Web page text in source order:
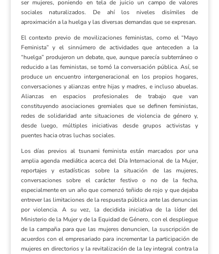
ser mujeres, poniendo en tela de juicio un campo de valores
sociales naturalizados. De ahí los niveles disímiles de
aproximación a la huelga y las diversas demandas que se expresan.
El contexto previo de movilizaciones feministas, como el “Mayo
Feminista” y el sinnúmero de actividades que anteceden a la
“huelga” produjeron un debate, que, aunque parecía subterráneo o
reducido a las feministas, se tomó la conversación pública. Así, se
produce un encuentro intergeneracional en los propios hogares,
conversaciones y alianzas entre hijas y madres, e incluso abuelas.
Alianzas en espacios profesionales de trabajo que van
constituyendo asociaciones gremiales que se definen feministas,
redes de solidaridad ante situaciones de violencia de género y,
desde luego, múltiples iniciativas desde grupos activistas y
puentes hacia otras luchas sociales.
Los días previos al tsunami feminista están marcados por una
amplia agenda mediática acerca del Día Internacional de la Mujer,
reportajes y estadísticas sobre la situación de las mujeres,
conversaciones sobre el carácter festivo o no de la fecha,
especialmente en un año que comenzó teñido de rojo y que dejaba
entrever las limitaciones de la respuesta pública ante las denuncias
por violencia. A su vez, la decidida iniciativa de la líder del
Ministerio de la Mujer y de la Equidad de Género, con el despliegue
de la campaña para que las mujeres denuncien, la suscripción de
acuerdos con el empresariado para incrementar la participación de
mujeres en directorios y la revitalización de la ley integral contra la